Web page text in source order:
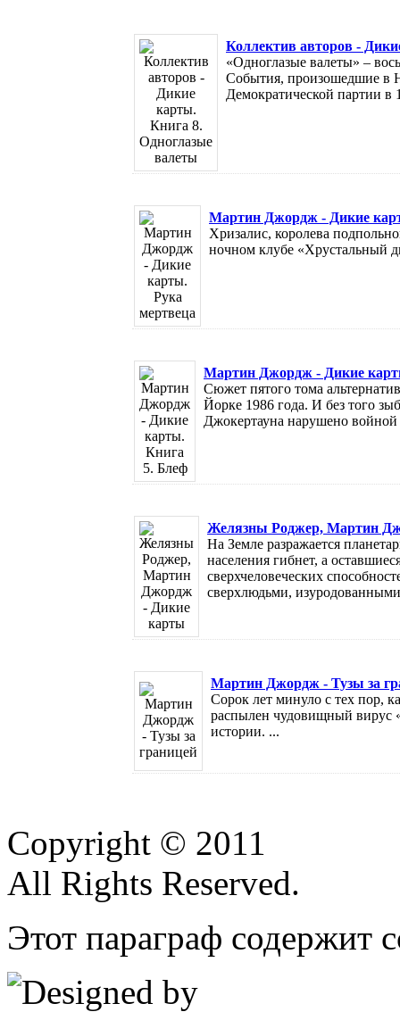
Коллектив авторов -
«Одноглазые валеты» –
События, произошедшие в
Демократической партии в
Мартин Джордж - Дикие
Хризалис, королева
ночном клубе «Хрустальный
Мартин Джордж - Дикие
Сюжет пятого тома
Йорке 1986 года. И без того
Джокертауна нарушено
Желязны Роджер, Мартин
На Земле разражается
населения гибнет, а
сверхчеловеческих
сверхлюдьми,
Мартин Джордж - Тузы за
Сорок лет минуло с тех пор,
распылен чудовищный вирус
истории. ...
Copyright © 2011
All Rights Reserved.
Этот параграф содержит